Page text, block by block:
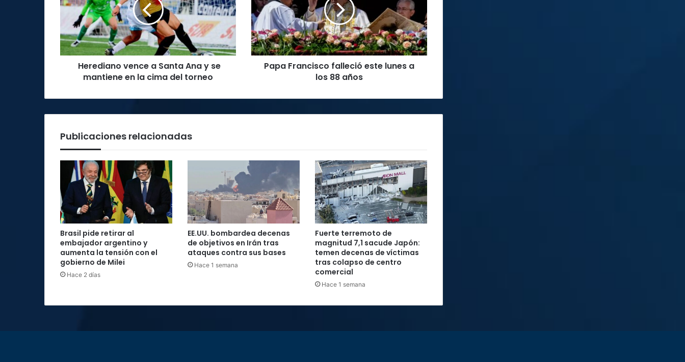
se
mantiene
en
torneo
Herediano vence a Santa Ana y se
mantiene en la cima del torneo
lunes
a
los
88
años
Papa Francisco falleció este lunes a
los 88 años
Publicaciones relacionadas
Brasil pide retirar al
embajador argentino y
aumenta la tensión con el
gobierno de Milei
Hace 2 días
EE.UU. bombardea decenas
de objetivos en Irán tras
ataques contra sus bases
Hace 1 semana
Fuerte terremoto de
magnitud 7,1 sacude Japón:
temen decenas de víctimas
tras colapso de centro
comercial
Hace 1 semana